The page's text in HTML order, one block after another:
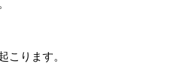
こります。